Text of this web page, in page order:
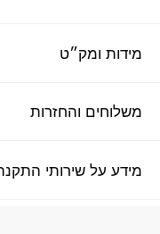
מידות ומק״ט
משלוחים והחזרות
מידע על שירותי